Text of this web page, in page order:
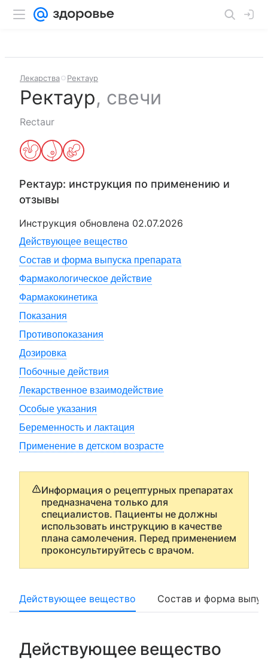
Лекарства Ректаур
Ректаур, свечи
Rectaur
Ректаур: инструкция по применению и
отзывы
Инструкция обновлена 02.07.2026
Действующее вещество
Состав и форма выпуска препарата
Фармакологическое действие
Фармакокинетика
Показания
Противопоказания
Дозировка
Побочные действия
Лекарственное взаимодействие
Особые указания
Беременность и лактация
Применение в детском возрасте
Информация о рецептурных препаратах
предназначена только для
специалистов. Пациенты не должны
использовать инструкцию в качестве
плана самолечения. Перед применением
проконсультируйтесь с врачом.
Действующее вещество Состав и форма
Действующее вещество